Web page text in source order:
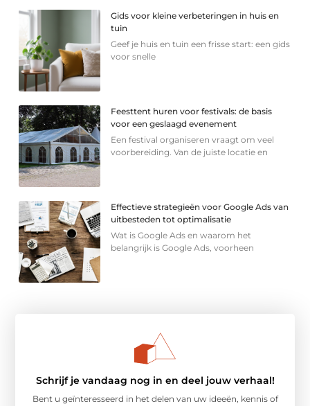
Gids voor kleine verbeteringen in huis en
tuin
Geef je huis en tuin een frisse start: een gids
voor snelle
Feesttent huren voor festivals: de basis
voor een geslaagd evenement
Een festival organiseren vraagt om veel
voorbereiding. Van de juiste locatie en
Effectieve strategieën voor Google Ads van
uitbesteden tot optimalisatie
Wat is Google Ads en waarom het
belangrijk is Google Ads, voorheen
Schrijf je vandaag nog in en deel jouw verhaal!
Bent u geïnteresseerd in het delen van uw ideeën, kennis of